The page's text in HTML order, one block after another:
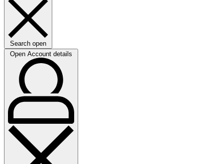
Search open
Open Account details